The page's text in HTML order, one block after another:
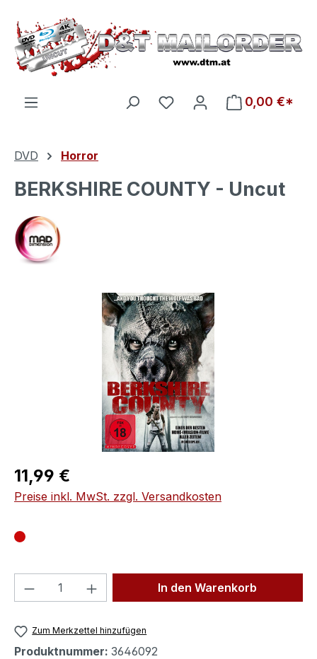
Zum Hauptinhalt springen
Du hast 0 Produkte auf
0,00 €*
DVD Horror
BERKSHIRE COUNTY - Uncut
Bildergalerie überspringen
Regulärer Preis:
11,99 €
Preise inkl. MwSt. zzgl. Versandkosten
Produkt Anzahl: Gib denIn den Warenkorb
Zum Merkzettel hinzufügen
Produktnummer: 3646092